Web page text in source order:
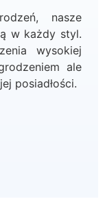
nasze
w każdy styl.
wysokiej
ale
posiadłości.